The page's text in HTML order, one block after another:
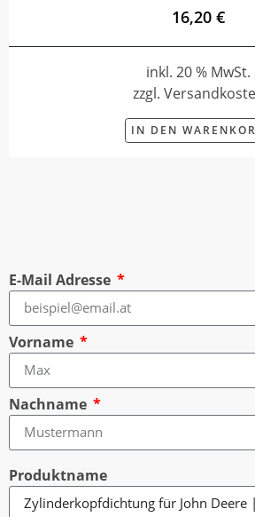
16,20 €
inkl. 20 % MwSt.
zzgl.
IN DEN
E-Mail Adresse
Vorname
Nachname
Produktname